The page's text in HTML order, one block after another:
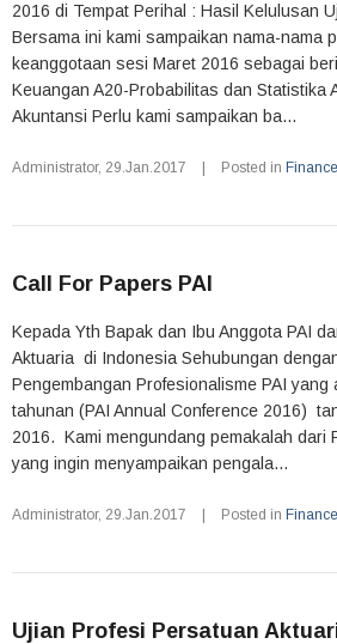
2016 di Tempat Perihal : Hasil Kelulusan
Bersama ini kami sampaikan nama-nama
keanggotaan sesi Maret 2016 sebagai
Keuangan A20-Probabilitas dan Statistika
Akuntansi Perlu kami sampaikan ba...
Administrator, 29.Jan.2017 Posted in Finance
Call For Papers PAI
Kepada Yth Bapak dan Ibu Anggota PAI
Aktuaria di Indonesia Sehubungan
Pengembangan Profesionalisme PAI yang
tahunan (PAI Annual Conference 2016)
2016. Kami mengundang pemakalah dari
yang ingin menyampaikan pengala...
Administrator, 29.Jan.2017 Posted in Finance
Ujian Profesi Persatuan